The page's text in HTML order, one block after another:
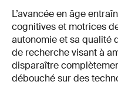
L’avancée en âge
cognitives et motrices
autonomie et sa qualité
de recherche visant à
disparaître
débouché sur des